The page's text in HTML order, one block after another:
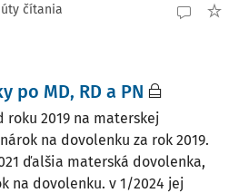
čítania
po MD, RD a PN
roku 2019 na materskej
na dovolenku za rok 2019.
ďalšia materská dovolenka,
na dovolenku. v 1/2024 jej